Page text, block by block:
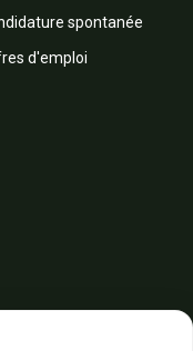
spontanée
d'emploi